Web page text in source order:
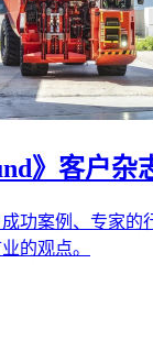
》客户杂
功案例、专家的
的观点。